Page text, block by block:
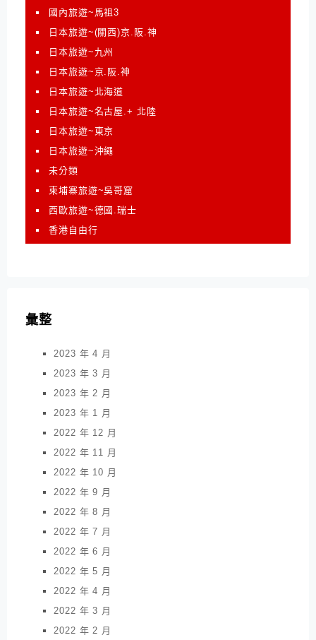
國內旅遊~馬祖3
日本旅遊~(關西)京.阪.神
日本旅遊~九州
日本旅遊~京.阪.神
日本旅遊~北海道
日本旅遊~名古屋.+ 北陸
日本旅遊~東京
日本旅遊~沖繩
未分類
柬埔寨旅遊~吳哥窟
西歐旅遊~德國.瑞士
香港自由行
彙整
2023 年 4 月
2023 年 3 月
2023 年 2 月
2023 年 1 月
2022 年 12 月
2022 年 11 月
2022 年 10 月
2022 年 9 月
2022 年 8 月
2022 年 7 月
2022 年 6 月
2022 年 5 月
2022 年 4 月
2022 年 3 月
2022 年 2 月